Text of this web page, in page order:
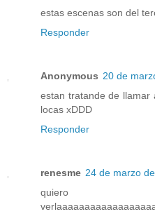
estas escenas son del
Responder
Anonymous 20 de
estan tratande de llamar
locas xDDD
Responder
renesme 24 de marzo
quiero